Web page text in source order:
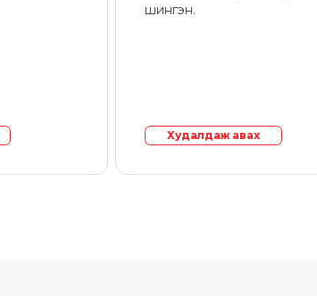
шингэн.
Худалдаж авах